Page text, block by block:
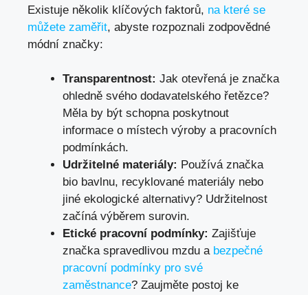
Existuje několik klíčových faktorů, na které se
můžete zaměřit, abyste rozpoznali zodpovědné
módní značky:
Transparentnost: Jak otevřená je značka
ohledně svého dodavatelského řetězce?
Měla by být schopna poskytnout
informace o místech výroby a pracovních
podmínkách.
Udržitelné materiály: Používá značka
bio bavlnu, recyklované materiály nebo
jiné ekologické alternativy? Udržitelnost
začíná výběrem surovin.
Etické pracovní podmínky: Zajišťuje
značka spravedlivou mzdu a bezpečné
pracovní podmínky pro své
zaměstnance? Zaujměte postoj ke